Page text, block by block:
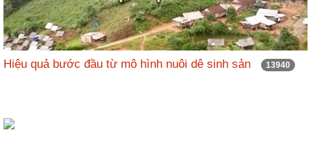
Hiệu quả bước đầu từ mô hình nuôi dê sinh sản 13940